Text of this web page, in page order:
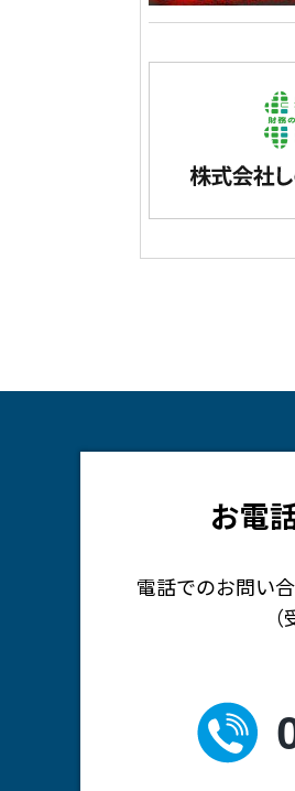
お電
電話でのお問い